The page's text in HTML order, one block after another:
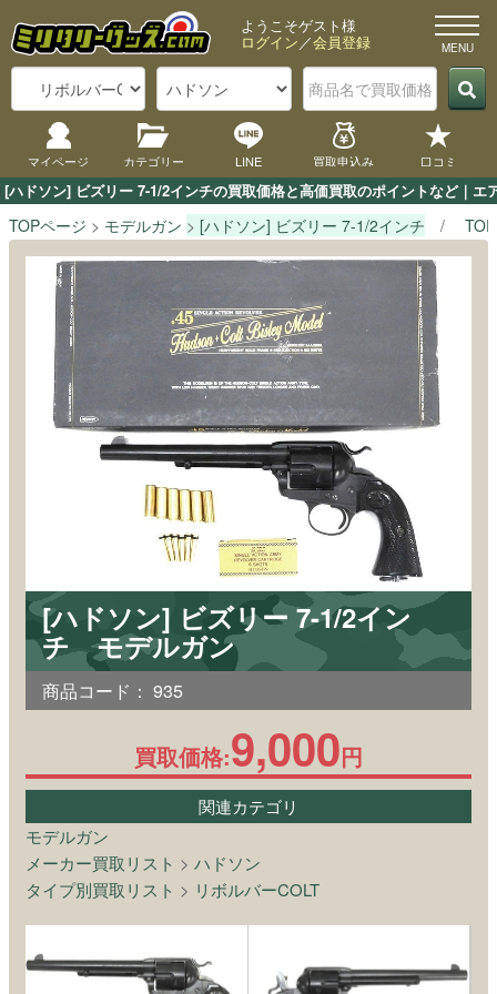
[ハドソン] ビズリー 7-1/2インチの買取価格と高価買取のポイントなど｜
ようこそゲスト様
ログイン／会員登録
マイページ カテゴリー LINE 買取申込み 口コミ
TOPページ モデルガン [ハドソン] ビズリー 7-1/2インチ
[ハドソン] ビズリー 7-1/2イン
チ モデルガン
商品コード： 935
買取価格:9,000円
関連カテゴリ
モデルガン
メーカー買取リスト > ハドソン
タイプ別買取リスト > リボルバーCOLT